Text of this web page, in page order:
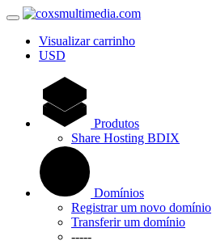
Visualizar carrinho
USD
Produtos
Share Hosting BDIX
Domínios
Registrar um novo domínio
Transferir um domínio
-----